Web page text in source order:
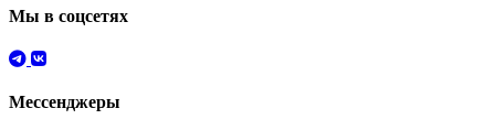
Мы в соцсетях
Мессенджеры